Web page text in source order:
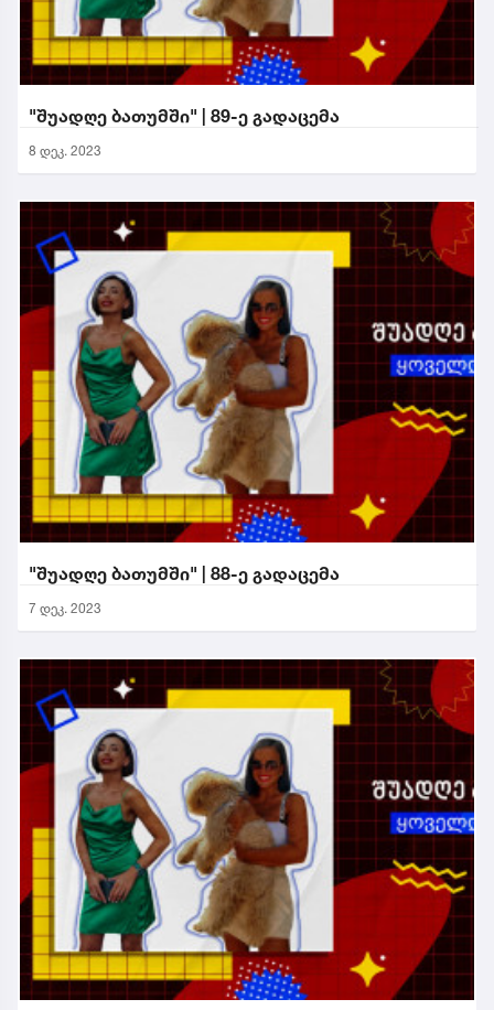
"შუადღე ბათუმში" | 89-ე გადაცემა
8 დეკ. 2023
"შუადღე ბათუმში" | 88-ე გადაცემა
7 დეკ. 2023